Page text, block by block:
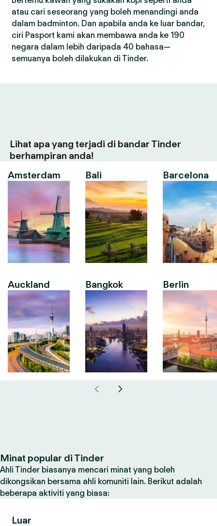
atau cari seseorang yang boleh menandingi anda
dalam badminton. Dan apabila anda ke luar bandar,
ciri Pasport kami akan membawa anda ke 190
negara dalam lebih daripada 40 bahasa—
semuanya boleh dilakukan di Tinder.
Lihat apa yang terjadi di bandar Tinder
berhampiran anda!
Amsterdam
Auckland
Bali
Bangkok
Barcelona
Berlin
Minat popular di Tinder
Ahli Tinder biasanya mencari minat yang boleh
dikongsikan bersama ahli komuniti lain. Berikut adalah
beberapa aktiviti yang biasa:
Luar